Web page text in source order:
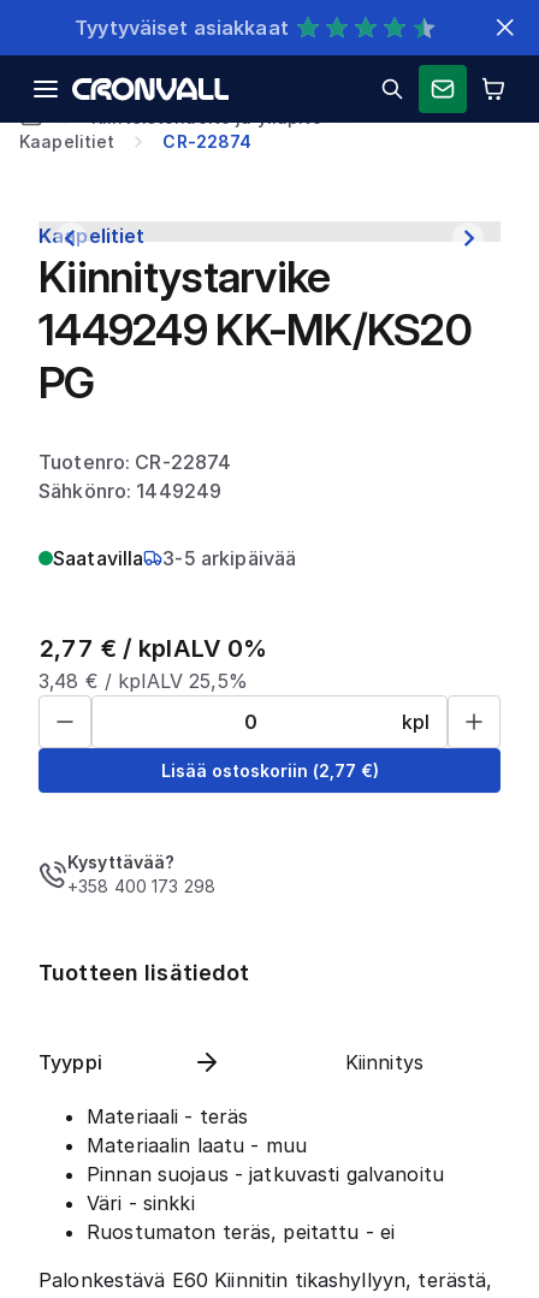
Nopeat toimitukset
Kaapelitiet
CR-22874
Kaapelitiet
Kiinnitystarvike
1449249 KK-MK/KS20
PG
Tuotenro: CR-22874
Sähkönro: 1449249
Saatavilla 3-5 arkipäivää
2,77 € / kplALV 0%
3,48 € / kplALV 25,5%
kpl
Lisää ostoskoriin (2,77 €)
Kysyttävää?
+358 400 173 298
Tuotteen lisätiedot
Tyyppi Kiinnitys
Materiaali - teräs
Materiaalin laatu - muu
Pinnan suojaus - jatkuvasti galvanoitu
Väri - sinkki
Ruostumaton teräs, peitattu - ei
Palonkestävä E60 Kiinnitin tikashyllyyn, terästä,